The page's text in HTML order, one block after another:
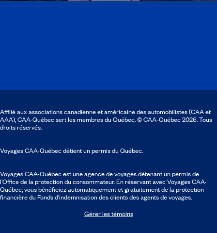
Affilié aux associations canadienne et américaine des automobilistes (CAA et
AAA), CAA-Québec sert les membres du Québec. © CAA‑Québec 2026. Tous
droits réservés.
Voyages CAA-Québec détient un permis du Québec.
Voyages CAA-Québec est une agence de voyages détenant un permis de
l’Office de la protection du consommateur. En réservant avec Voyages CAA-
Québec, vous bénéficiez automatiquement et gratuitement de la protection
financière du Fonds d’indemnisation des clients des agents de voyages.
Gérer les témoins